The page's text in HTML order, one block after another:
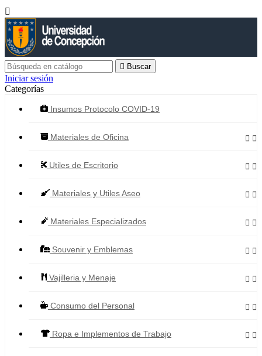

 Buscar
Iniciar sesión
Categorías
Insumos Protocolo COVID-19
Materiales de Oficina  
Utiles de Escritorio  
Materiales y Utiles Aseo  
Materiales Especializados  
Souvenir y Emblemas  
Vajilleria y Menaje  
Consumo del Personal  
Ropa e Implementos de Trabajo  